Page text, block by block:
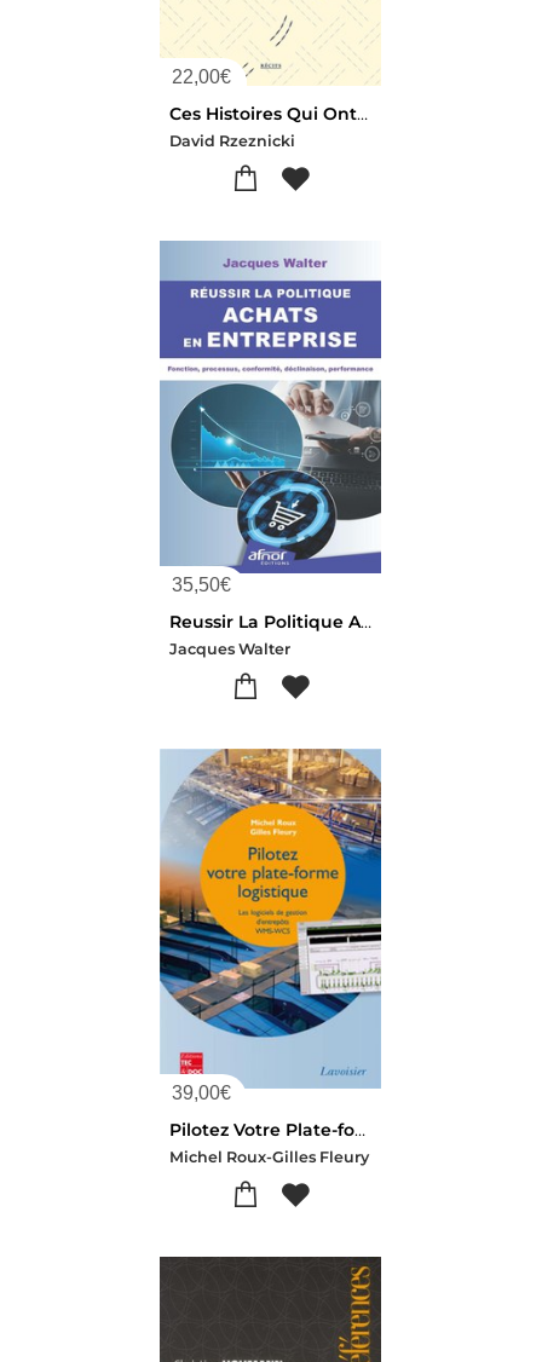
22,00€
Ces Histoires Qui Ont Change L'industrie : Lecons De Lean, Reussites Et Echecs Qui Ont Marque L'industrie
David Rzeznicki
35,50€
Reussir La Politique Achats En Entreprise : Fonction, Processus, Conformite, Declinaison, Performance
Jacques Walter
39,00€
Pilotez Votre Plate-forme Logistique ; Les Logiciels De Gestion D'entrepots Wms-wcs
Michel Roux-Gilles Fleury